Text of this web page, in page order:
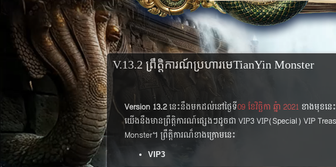
V.13.2 ព្រឹត្តិការណ៍ប្រហារមេTianYin Monster
Version 13.2នេះនឹងមកដល់នៅថ្ងៃទី09​ ខែវិច្ឆិកា ឆ្នំា 2021 ខាងមុខនេ
យើងនឺងមានព្រឹត្តិការណ៍ផ្សេងៗដូចជា VIP3​​​ VIP(Special) VIP
Monster។​ ​ព្រឹត្តិការណ៏ខាងក្រោមនេះ​​​
VIP3